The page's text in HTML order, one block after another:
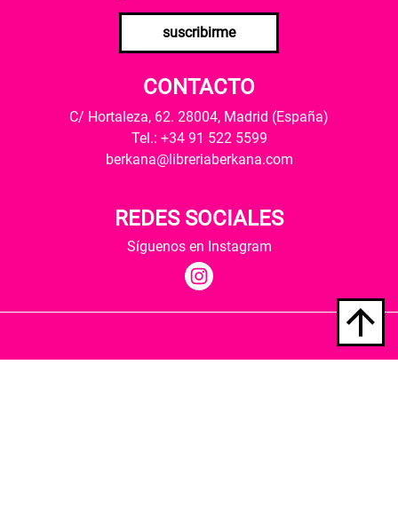
suscribirme
CONTACTO
C/ Hortaleza, 62. 28004, Madrid (España)
Tel.: +34 91 522 5599
berkana@libreriaberkana.com
REDES SOCIALES
Síguenos en Instagram